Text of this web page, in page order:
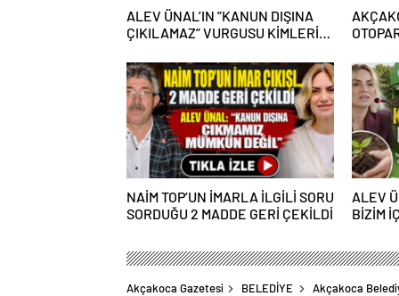
ALEV ÜNAL’IN ”KANUN DIŞINA
ÇIKILAMAZ” VURGUSU KİMLERİN
NAİM TOP’UN İMARLA İLGİLİ SORU
SORDUĞU 2 MADDE GERİ ÇEKİLDİ
ALEV
BİZİM
Akçakoca Gazetesi BELEDİYE Akçakoca